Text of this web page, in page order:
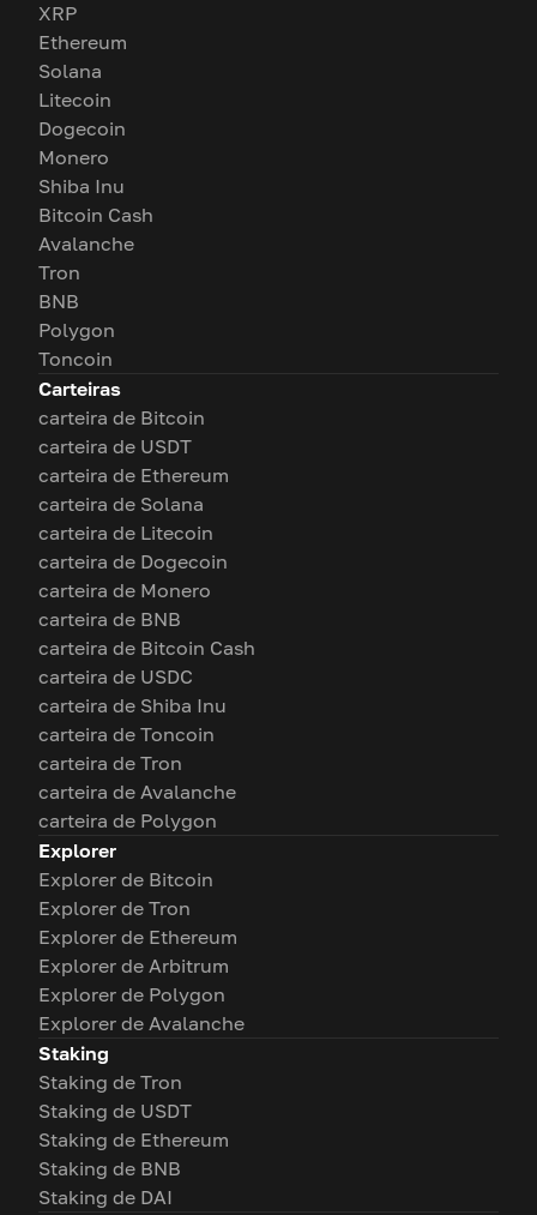
XRP
Ethereum
Solana
Litecoin
Dogecoin
Monero
Shiba Inu
Bitcoin Cash
Avalanche
Tron
BNB
Polygon
Toncoin
Carteiras
carteira de Bitcoin
carteira de USDT
carteira de Ethereum
carteira de Solana
carteira de Litecoin
carteira de Dogecoin
carteira de Monero
carteira de BNB
carteira de Bitcoin Cash
carteira de USDC
carteira de Shiba Inu
carteira de Toncoin
carteira de Tron
carteira de Avalanche
carteira de Polygon
Explorer
Explorer de Bitcoin
Explorer de Tron
Explorer de Ethereum
Explorer de Arbitrum
Explorer de Polygon
Explorer de Avalanche
Staking
Staking de Tron
Staking de USDT
Staking de Ethereum
Staking de BNB
Staking de DAI